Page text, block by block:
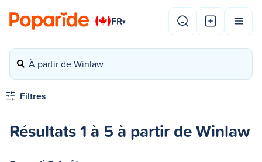
FR▾
À partir de Winlaw
Filtres
Résultats 1 à 5 à partir de Winlaw